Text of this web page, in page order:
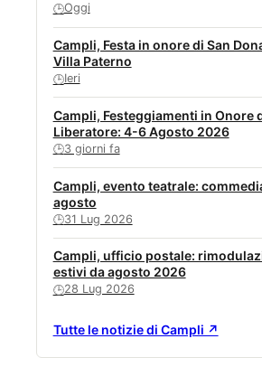
🕒Oggi
Campli, Festa in onore di San
Villa Paterno
🕒Ieri
Campli, Festeggiamenti in Onore
Liberatore: 4-6 Agosto 2026
🕒3 giorni fa
Campli, evento teatrale:
agosto
🕒31 Lug 2026
Campli, ufficio postale:
estivi da agosto 2026
🕒28 Lug 2026
Tutte le notizie di Campli ↗